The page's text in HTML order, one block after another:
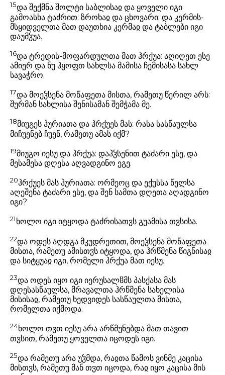
15და შექმნა შოლტი საბლისაჲ და ყოველი იგი
გამოასხა ტაძრით: ზროხაჲ და ცხოვარი; და კერმის-
მსყიდველთა მათ დაუთხია კერმაჲ და ტაბლები იგი
დაუმჴუა.
16და ტრედის-მოფარდულთა მათ ჰრქუა: აღიღეთ ესე
ამიერ და ნუ ჰყოფთ სახლსა მამისა ჩემისასა სახლ
სავაჭრო.
17და მოეჴსენა მოწაფეთა მისთა, რამეთუ წერილ არს:
შურმან სახლისა შენისამან შემჭამა მე.
18მიუგეს ჰურიათა და ჰრქუეს მას: რასა სასწაულსა
მიჩუენებ ჩუენ, რამეთუ ამას იქმ?
19მიუგო იესუ და ჰრქუა: დაჰჴსენით ტაძარი ესე, და
მესამესა დღესა აღვადგინო ეგე.
20ჰრქუეს მას ჰურიათა: ორმეოც და ექუსსა წელსა
აღეშენა ტაძარი ესე, და შენ სამთა დღეთა აღადგინო
იგი?
21ხოლო იგი იტყოდა ტაძრისათჳს გუამისა თჳსისა.
22და ოდეს აღდგა მკუდრეთით, მოეჴსენა მოწაფეთა
მისთა, რამეთუ ამისთჳს იტყოდა, და ჰრწმენა წიგნისაჲ
და სიტყუაჲ იგი, რომელი ჰრქუა მათ იესუ.
23და ოდეს იყო იგი იერუსალჱმს პასქასა მას
დღესასწაულსა, მრავალთა ჰრწმენა სახელისა
მისისაჲ, რამეთუ ხედვიდეს სასწაულთა მისთა,
რომელთა იქმოდა.
24ხოლო თჳთ იესუ არა არწმუნებდა მათ თავით
თჳსით, რამეთუ ყოველთა იცოდეს იგი.
25და რამეთუ არა უჴმდა, რაჲთა წამოს ვინმე კაცისა
მისთჳს, რამეთუ მან თჳთ იცოდა, რაჲ იყო კაცისა მის